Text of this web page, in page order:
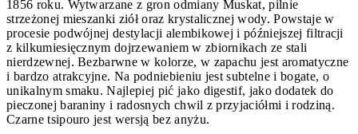
1856 roku. Wytwarzane z gron odmiany Muskat, pilnie
strzeżonej mieszanki ziół oraz krystalicznej wody. Powstaje w
procesie podwójnej destylacji alembikowej i późniejszej filtracji
z kilkumiesięcznym dojrzewaniem w zbiornikach ze stali
nierdzewnej. Bezbarwne w kolorze, w zapachu jest aromatyczne
i bardzo atrakcyjne. Na podniebieniu jest subtelne i bogate, o
unikalnym smaku. Najlepiej pić jako digestif, jako dodatek do
pieczonej baraniny i radosnych chwil z przyjaciółmi i rodziną.
Czarne tsipouro jest wersją bez anyżu.